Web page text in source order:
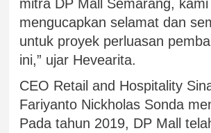
mitra DP Mall Semarang, kami
mengucapkan selamat dan
untuk proyek perluasan
ini,” ujar Hevearita.
CEO Retail and Hospitality
Fariyanto Nickholas Sonda
Pada tahun 2019, DP Mall